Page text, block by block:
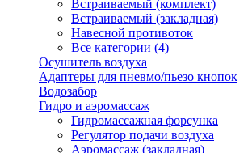
Встраиваемый (комплект)
Встраиваемый (закладная)
Навесной противоток
Все категории (4)
Осушитель воздуха
Адаптеры для пневмо/пьезо кнопок
Водозабор
Гидро и аэромассаж
Гидромассажная форсунка
Регулятор подачи воздуха
Аэромассаж (закладная)